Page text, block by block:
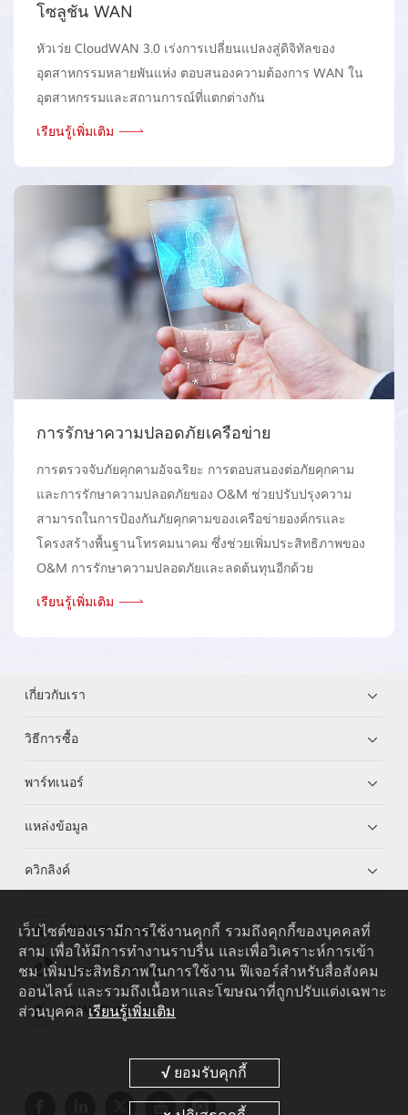
โซลูชัน WAN
หัวเว่ย CloudWAN 3.0 เร่งการเปลี่ยนแปลงสู่ดิจิทัลของ
อุตสาหกรรมหลายพันแห่ง ตอบสนองความต้องการ WAN ใน
อุตสาหกรรมและสถานการณ์ที่แตกต่างกัน
เรียนรู้เพิ่มเติม
การรักษาความปลอดภัยเครือข่าย
การตรวจจับภัยคุกคามอัจฉริยะ การตอบสนองต่อภัยคุกคาม
และการรักษาความปลอดภัยของ O&M ช่วยปรับปรุงความ
สามารถในการป้องกันภัยคุกคามของเครือข่ายองค์กรและ
โครงสร้างพื้นฐานโทรคมนาคม ซึ่งช่วยเพิ่มประสิทธิภาพของ
O&M การรักษาความปลอดภัยและลดต้นทุนอีกด้วย
เรียนรู้เพิ่มเติม
เกี่ยวกับเรา
วิธีการซื้อ
พาร์ทเนอร์
แหล่งข้อมูล
ควิกลิงค์
HUAWEI eKit App
Huawei HiKnow App
HUAWEI eFly App
เว็บไซต์ของเรามีการใช้งานคุกกี้ รวมถึงคุกกี้ของบุคคลที่
สาม เพื่อให้มีการทำงานราบรื่น และเพื่อวิเคราะห์การเข้า
ชม เพิ่มประสิทธิภาพในการใช้งาน ฟีเจอร์สำหรับสื่อสังคม
ออนไลน์ และรวมถึงเนื้อหาและโฆษณาที่ถูกปรับแต่งเฉพาะ
ส่วนบุคคล เรียนรู้เพิ่มเติม